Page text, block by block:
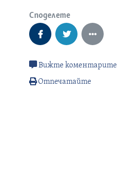
Споделете
Вижте коментарите
Отпечатайте